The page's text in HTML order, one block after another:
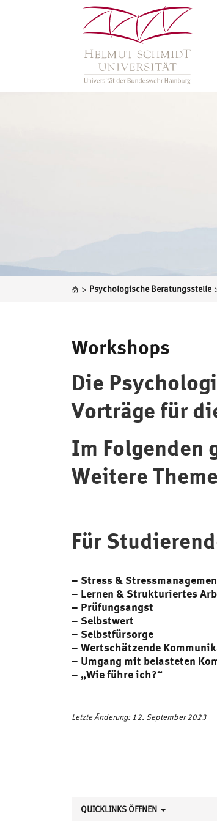
> Psychologische Beratungsstelle
Workshops
Die
Vorträge für
Im Folgenden
Weitere
Für
– Stress &
– Lernen & Strukturiertes
– Prüfungsangst
– Selbstwert
– Selbstfürsorge
– Wertschätzende
– Umgang mit belasteten
– „Wie führe ich?“
Letzte Änderung: 12. September 2023
QUICKLINKS ÖFFNEN